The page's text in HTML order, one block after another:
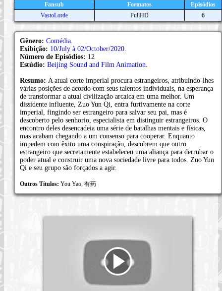
Fansub Formatos
Episódios
VastoLorde
FullHD 6
Gênero: Comédia
Exibição: 10/July à 02/October/2020
Número de Episódios: 12
Estúdio: Beijing Sound and Film Animation
Resumo: A atual corte imperial procura estrangeiros, atribuindo-lhes
várias posições de acordo com seus talentos individuais, na esperança
de transformar a atual civilização arcaica em uma melhor. Um
dissidente influente, Zuo Yun Qi, entra furtivamente na corte
imperial, fingindo ser estrangeiro para salvar seu pai, mas é
descoberto pelo senhorio, especialista em distinguir estrangeiros. O
encontro deles desencadeia uma série de batalhas mentais e físicas,
mas acabam chegando a um consenso para cooperar. Enquanto
impedem com êxito uma conspiração, descobrem que outro
estrangeiro que secretamente estabeleceu uma aliança para derrubar o
poder atual e construir uma nova sociedade livre para todos. Zuo Yun
Qi e seu grupo são forçados a agir.
Outros Títulos: You Yao, 有药